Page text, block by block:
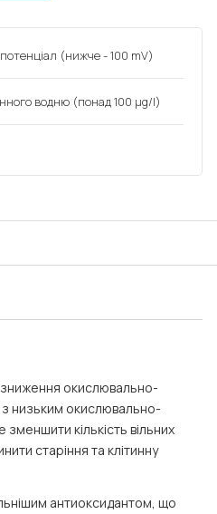
(нижче - 100 mV)
водню (понад 100 µg/l)
окислювально-
з низьким окислювально-
кількість вільних
старіння та клітинну
антиоксидантом, що